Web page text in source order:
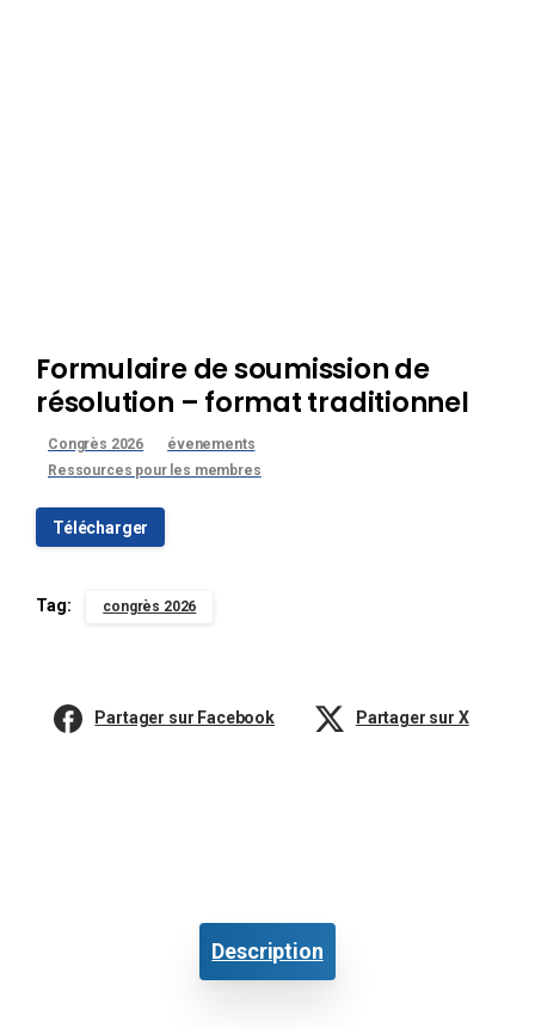
Formulaire de soumission de
résolution – format traditionnel
Congrès 2026
évenements
Ressources pour les membres
Télécharger
Tag: congrès 2026
Partager sur Facebook Partager sur X
Description